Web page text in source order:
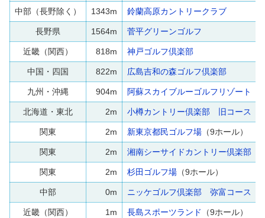
中部（長野除く） 1343m 鈴蘭高原カントリークラブ
長野県 1564m 菅平グリーンゴルフ
近畿（関西） 818m 神戸ゴルフ倶楽部
中国・四国 822m 広島吉和の森ゴルフ倶楽部
九州・沖縄 904m 阿蘇スカイブルーゴルフリゾート
北海道・東北 2m 小樽カントリー倶楽部 旧コース
関東 2m 新東京都民ゴルフ場 （9ホール）
関東 2m 湘南シーサイドカントリー倶楽部
関東 2m 杉田ゴルフ場 （9ホール）
中部 0m ニッケゴルフ倶楽部 弥富コース
近畿（関西） 1m 長島スポーツランド （9ホール）